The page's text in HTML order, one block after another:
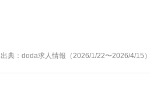
出典：doda求人情報（2026/1/22〜2026/4/15